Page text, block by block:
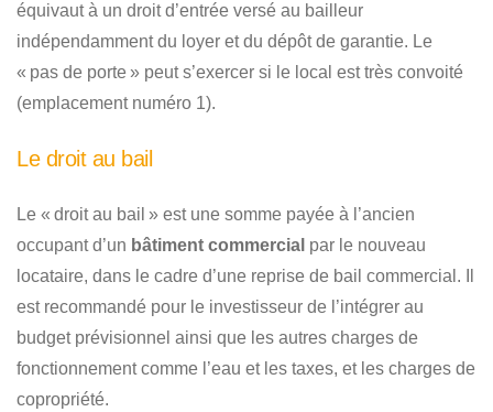
équivaut à un droit d’entrée versé au bailleur
indépendamment du loyer et du dépôt de garantie. Le
« pas de porte » peut s’exercer si le local est très convoité
(emplacement numéro 1).
Le droit au bail
Le « droit au bail » est une somme payée à l’ancien
occupant d’un bâtiment commercial par le nouveau
locataire, dans le cadre d’une reprise de bail commercial. Il
est recommandé pour le investisseur de l’intégrer au
budget prévisionnel ainsi que les autres charges de
fonctionnement comme l’eau et les taxes, et les charges de
copropriété.